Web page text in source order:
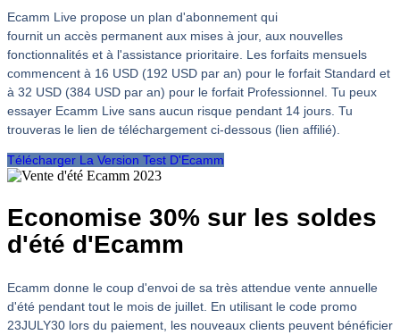
Ecamm Live propose un plan d'abonnement qui
fournit un accès permanent aux mises à jour, aux nouvelles
fonctionnalités et à l'assistance prioritaire. Les forfaits mensuels
commencent à 16 USD (192 USD par an) pour le forfait Standard et
à 32 USD (384 USD par an) pour le forfait Professionnel. Tu peux
essayer Ecamm Live sans aucun risque pendant 14 jours. Tu
trouveras le lien de téléchargement ci-dessous (lien affilié).
Télécharger La Version Test D'Ecamm
Economise 30% sur les soldes
d'été d'Ecamm
Ecamm donne le coup d'envoi de sa très attendue vente annuelle
d'été pendant tout le mois de juillet. En utilisant le code promo
23JULY30 lors du paiement, les nouveaux clients peuvent bénéficier